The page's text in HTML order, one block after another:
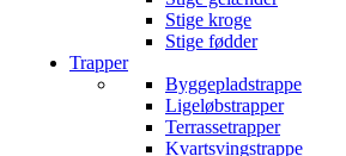
Stige kroge
Stige fødder
Trapper
Byggepladstrappe
Ligeløbstrapper
Terrassetrapper
Kvartsvingstrappe